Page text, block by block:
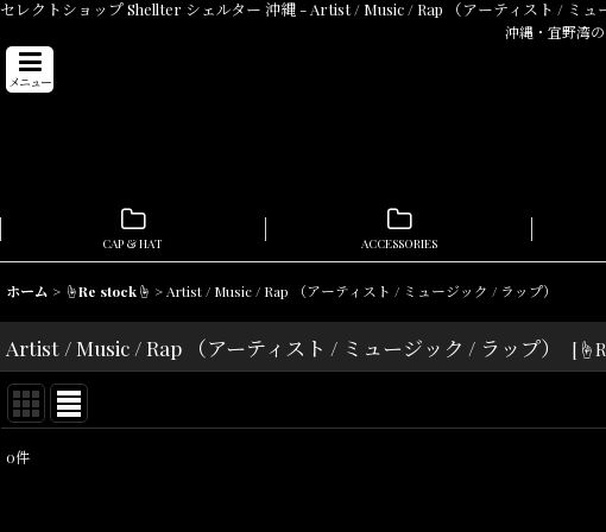
セレクトショップ Shellter シェルター 沖縄 - Artist / Music / Rap （アーティスト / ミュ
沖縄・宜野湾
メニュー
CAP & HAT ACCESSORIES
ホーム > ☝Re stock☝ > Artist / Music / Rap （アーティスト / ミュージック / ラップ）
Artist / Music / Rap （アーティスト / ミュージック / ラップ） [
0件